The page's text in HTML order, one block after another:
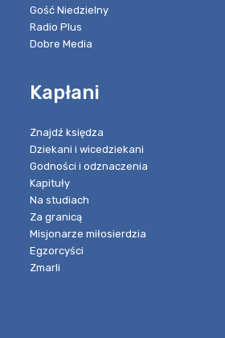
Gość Niedzielny
Radio Plus
Dobre Media
Kapłani
Znajdź księdza
Dziekani i wicedziekani
Godności i odznaczenia
Kapituły
Na studiach
Za granicą
Misjonarze miłosierdzia
Egzorcyści
Zmarli